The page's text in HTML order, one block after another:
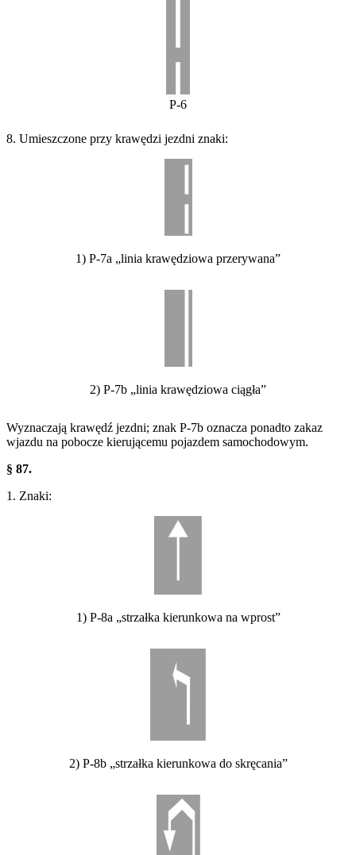
P-6
8. Umieszczone przy krawędzi jezdni znaki:
1) P-7a „linia krawędziowa przerywana”
2) P-7b „linia krawędziowa ciągła”
Wyznaczają krawędź jezdni; znak P-7b oznacza ponadto zakaz
wjazdu na pobocze kierującemu pojazdem samochodowym.
§ 87.
1. Znaki:
1) P-8a „strzałka kierunkowa na wprost”
2) P-8b „strzałka kierunkowa do skręcania”